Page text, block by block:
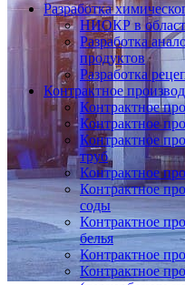
Разработка
НИОКР в
Разработка
продуктов
Разработка
Контрактное
Контрактное
Контрактное
Контрактное
труб
Контрактное
Контрактное
соды
Контрактное
белья
Контрактное
Контрактное